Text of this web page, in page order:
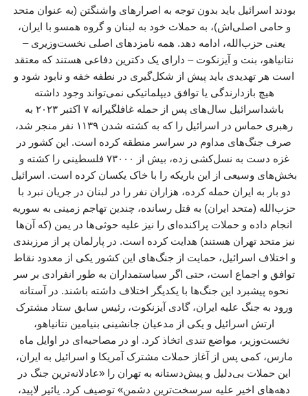
بودند اسرائیل باید بدون توجه به اصرارهای واشنگتن (به عنوان متحد
و حامی اصلی‌اش)، به حملات خود به لبنان و گروه همسو با ایران،
یعنی حزب‌الله، ادامه دهد. همه نامزدهای اصلی نخست‌وزیری –
نتانیاهو، بنت و آیزنکوت – دارای یک دکترین دفاعی هستند که معتقد
است هر تهدیدی باید پیش از شکل‌گیری در نطفه خفه و نابود شود و
هیچ بازدارندگی یا توافق دیپلماتیکی نمی‌تواند وجود داشته
باشداسرائیل سال‌های پس از حمله غافلگیرانه ۷ اکتبر ۲۰۲۳ به
رهبری حماس در اسرائیل را که به کشته شدن ۱۱۳۹ نفر منجر شد،
صرف جنگ‌های مداوم در سراسر منطقه کرده است. این کشور در
غزه دست به نسل‌کشی زده، بیش از ۷۳۰۰۰ فلسطینی را کشته و
بخش‌های وسیعی از این باریکه را با خاک یکسان کرده است. اسرائیل
دو بار به ایران حمله کرده، هزاران نفر را در لبنان در جریان نبرد با
حزب‌الله (متحد ایران) به قتل رسانده، چندین تهاجم زمینی به سوریه
انجام داده و حملات پراکنده‌ای را نیز علیه حوثی‌ها در یمن (که آن‌ها
نیز متحد تهران هستند) هدایت کرده است. در پارلمان پر از مرزبندی
و اختلاف اسرائیل، حمایت از جنگ‌های این کشور یکی از معدود نقاط
توافق و اجماع است، حتی اگر سیاستمداران به طور انفرادی بر سر
نحوه پیشبرد این جنگ‌ها با یکدیگر اختلاف داشته باشند. در آستانه
ورود به جنگ علیه ایران، گادی آیزنکوت، رئیس سابق ستاد مشترک
ارتش اسرائیل و یکی از مدعیان جانشینی بنیامین نتانیاهو،
نخست‌وزیر، مواضع تندی اتخاذ کرد. او در مصاحبه‌ای در اوایل ماه
مارس، کمی پس از آغاز حملات مشترک آمریکا و اسرائیل به ایران،
این حملات بی‌دلیل و پیش‌دستانه به تهران را «عادلانه‌ترین جنگ در
دهه‌های اخیر علیه سرسخت‌ترین دشمن» توصیف کرد. یائیر لاپید،